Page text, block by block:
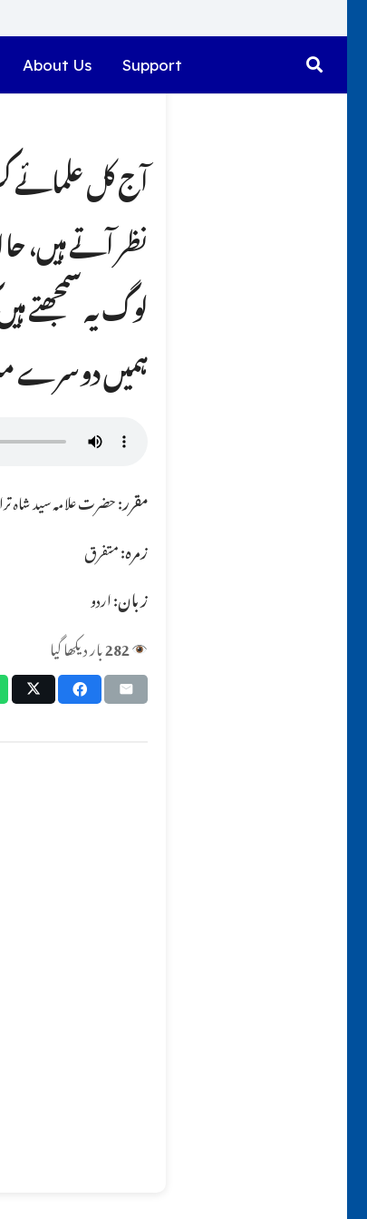
About Us Support
آج کل علمائے
نظر آتے ہیں،
لوگ یہ سمجھتے
ہمیں دوسرے
مقرر:حضرت علامہ سید شاہ
زمرہ:متفرق
زبان:اردو
282بار دیکھا گیا